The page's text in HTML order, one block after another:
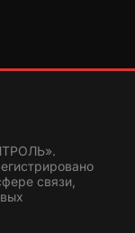
связи,